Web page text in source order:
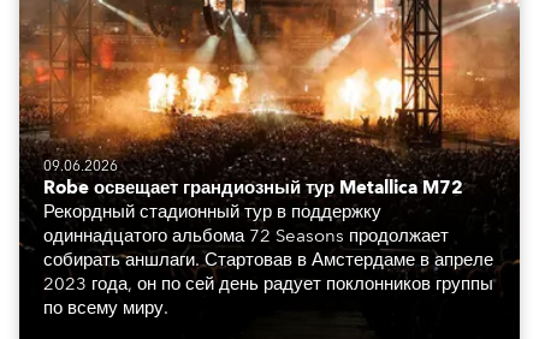
09.06.2026
Robe освещает грандиозный тур Metallica M72
Рекордный стадионный тур в поддержку
одиннадцатого альбома 72 Seasons продолжает
собирать аншлаги. Стартовав в Амстердаме в апреле
2023 года, он по сей день радует поклонников группы
по всему миру.